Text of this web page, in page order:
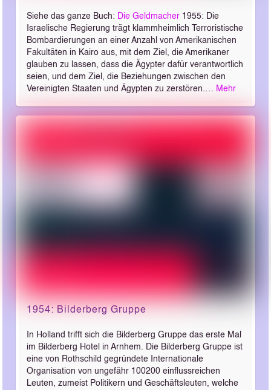
Siehe das ganze Buch: Die Geldmacher 1955: Die
Israelische Regierung trägt klammheimlich Terroristische
Bombardierungen an einer Anzahl von Amerikanischen
Fakultäten in Kairo aus, mit dem Ziel, die Amerikaner
glauben zu lassen, dass die Ägypter dafür verantwortlich
seien, und dem Ziel, die Beziehungen zwischen den
Vereinigten Staaten und Ägypten zu zerstören.… Mehr
1954: Bilderberg Gruppe
In Holland trifft sich die Bilderberg Gruppe das erste Mal
im Bilderberg Hotel in Arnhem. Die Bilderberg Gruppe ist
eine von Rothschild gegründete Internationale
Organisation von ungefähr 100­200 einflussreichen
Leuten, zumeist Politikern und Geschäftsleuten, welche